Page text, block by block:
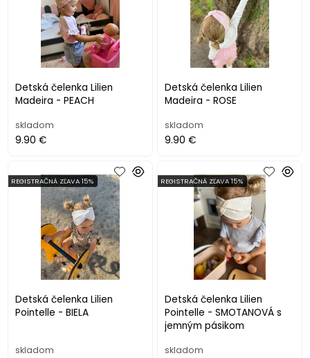
Detská čelenka Lilien
Madeira - PEACH
skladom
9.90 €
Detská čelenka Lilien
Madeira - ROSE
skladom
9.90 €
Detská čelenka Lilien
Pointelle - BIELA
REGISTRAČNÁ ZĽAVA 15%
skladom
Detská čelenka Lilien
Pointelle - SMOTANOVÁ s
jemným pásikom
REGISTRAČNÁ ZĽAVA 15%
skladom